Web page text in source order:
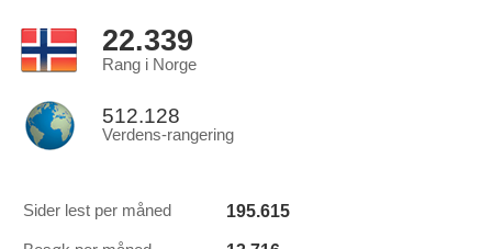
22.339
Rang i Norge
512.128
Verdens-rangering
Sider lest per måned 195.615